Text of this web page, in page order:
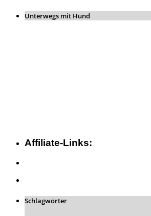
Unterwegs mit Hund
Affiliate-Links:
Schlagwörter